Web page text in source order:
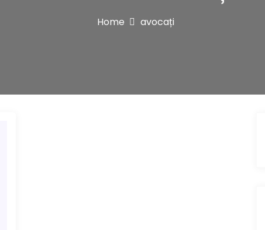
Home avocați